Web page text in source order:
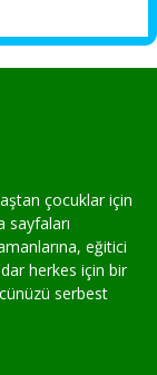
çocuklar için
eğitici
herkes için bir
serbest